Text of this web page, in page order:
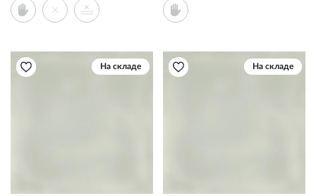
На складе На складе